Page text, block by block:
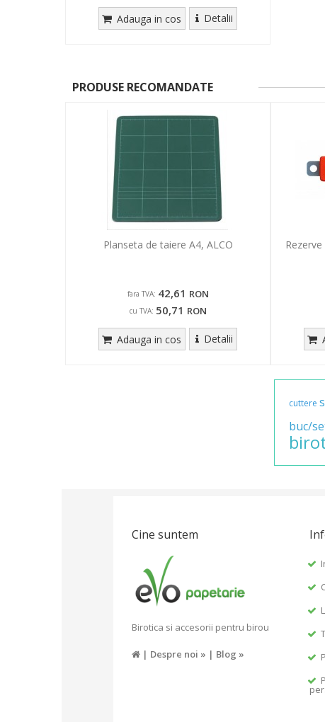
Adauga in cos Detalii
PRODUSE RECOMANDATE
Planseta de taiere A4, ALCO
fara TVA: 42,61 RON
cu TVA: 50,71 RON
Adauga in cos Detalii
cuttere
buc/
Cine suntem
Birotica si accesorii pentru birou
| Despre noi » | Blog »